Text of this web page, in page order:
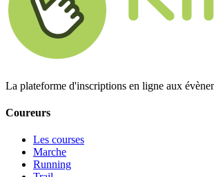
La plateforme d'inscriptions en ligne aux
Coureurs
Les courses
Marche
Running